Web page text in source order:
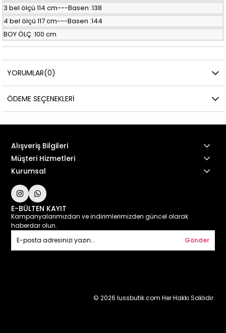
3 bel ölçü 114 cm---Basen :138
4 bel ölçü 117 cm---Basen :144
BOY ÖLÇ :100 cm
YORUMLAR(0)
ÖDEME SEÇENEKLERI
Alışveriş Bilgileri
Müşteri Hizmetleri
Kurumsal
E-BÜLTEN KAYIT
Kampanyalarımızdan ve indirimlerimizden güncel olarak
haberdar olun.
Gönder
© 2026 lussbutik.com Her Hakkı Saklıdır.